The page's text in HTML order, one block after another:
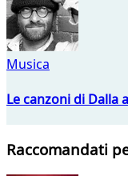
Musica
Le canzoni di Dalla
Raccomandati